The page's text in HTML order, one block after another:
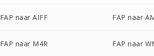
FAP naar AIFF FAP naar
FAP naar M4R FAP naar